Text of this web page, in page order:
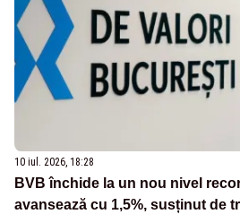
10 iul. 2026, 18:28
BVB închide la un nou nivel
avansează cu 1,5%, susținut de